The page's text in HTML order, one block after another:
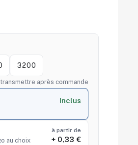
3200
après commande
Inclus
au choix
à partir de
+ 0,33 €